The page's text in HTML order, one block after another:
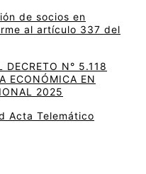
de socios en
al artículo 337 del
DECRETO N° 5.118
ECONÓMICA EN
2025
Acta Telemático